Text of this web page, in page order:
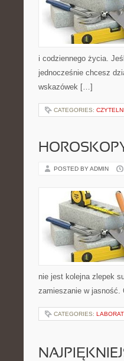
i codziennego życia.
jednocześnie chcesz
wskazówek […]
CATEGORIES:
POSTED BY ADMIN
nie jest kolejna zlepek
zamieszanie w jasność.
CATEGORIES: